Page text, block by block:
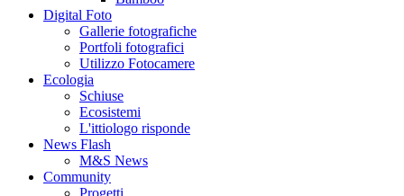
Digital Foto
Gallerie fotografiche
Portfoli fotografici
Utilizzo Fotocamere
Ecologia
Schiuse
Ecosistemi
L'ittiologo risponde
News Flash
M&S News
Community
Progetti